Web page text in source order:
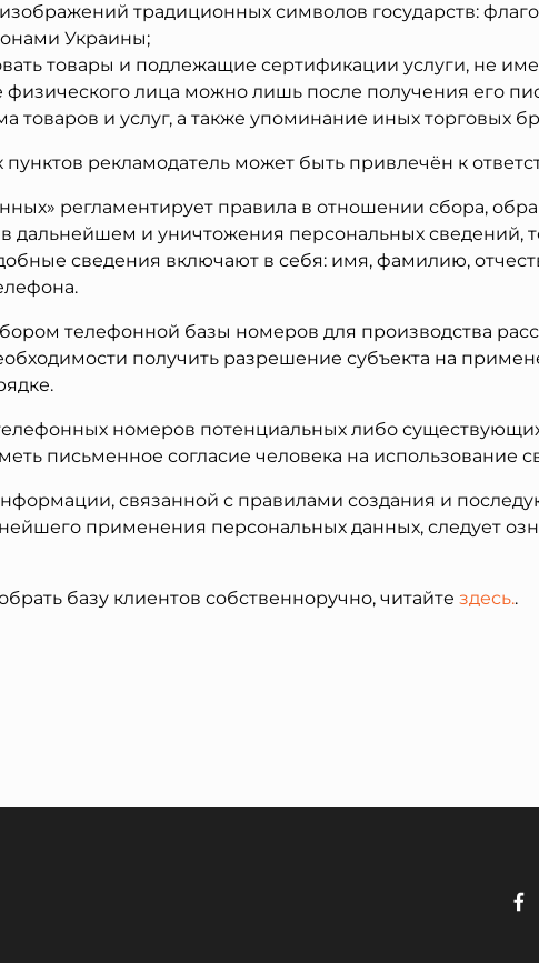
традиционных символов государств:
Украины;
товары и подлежащие сертификации услуги, не
лица можно лишь после получения его
товаров и услуг, а также упоминание иных торговых
рекламодатель может быть привлечён к
регламентирует правила в отношении сбора,
дальнейшем и уничтожения персональных сведений,
сведения включают в себя: имя, фамилию,
телефонной базы номеров для производства
получить разрешение субъекта на
номеров потенциальных либо
письменное согласие человека на использование
связанной с правилами создания и
применения персональных данных, следует
базу клиентов собственноручно, читайте здесь..